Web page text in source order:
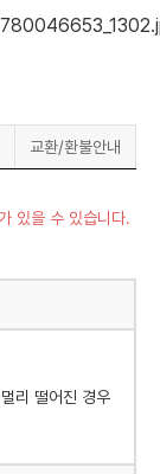
교환/환불안내
있을 수 있습니다.
리 떨어진 경우